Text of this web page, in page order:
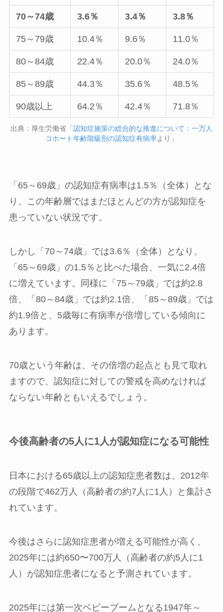
70～74歳 3.6％ 3.4％ 3.8％
75～79歳 10.4％ 9.6％ 11.0％
80～84歳 22.4％ 20.0％ 24.0％
85～89歳 44.3％ 35.6％ 48.5％
90歳以上 64.2％ 42.4％ 71.8％
出典：厚生労働省「 認知症施策の総合的な推進について：一万人
コホート年齢階級別の認知症有病率より」
「65～69歳」の認知症有病率は1.5％（全体）とな
り、この年齢層ではまだほとんどの方が認知症を
患っていない状況です。
しかし「70～74歳」では3.6％（全体）となり、
「65～69歳」の1.5％と比べた場合、一気に2.4倍
に増えています。同様に「75～79歳」では約2.8
倍、「80～84歳」では約2.1倍、「85～89歳」では
約1.9倍と、5歳毎に有病率が倍増している傾向に
あります。
70歳という年齢は、その倍増の起点とも見て取れ
ますので、認知症に対しての警戒を高めなければ
ならない年齢ともいえるでしょう。
今後高齢者の5人に1人が認知症になる可能性
日本における65歳以上の認知症患者数は、2012年
の段階で462万人（高齢者の約7人に1人）と集計さ
れています。
今後はさらに認知症患者が増える可能性が高く、
2025年には約650〜700万人（高齢者の約5人に1
人）が認知症患者になると予測されています。
2025年には第一次ベビーブームとなる1947年～